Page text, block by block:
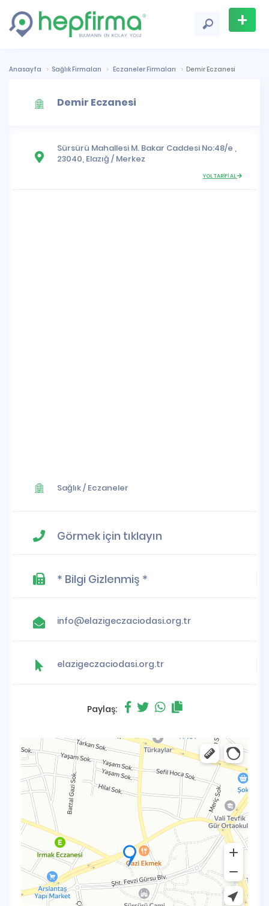
+
Ekle
Anasayfa Sağlık Firmaları Eczaneler Firmaları Demir Eczanesi
Demir Eczanesi
Sürsürü Mahallesi M. Bakar Caddesi No:48/e ,
23040, Elazığ / Merkez
YOL TARİFİ AL
Sağlık/ Eczaneler
Görmek için tıklayın
* Bilgi Gizlenmiş *
info@elazigeczaciodasi.org.tr
elazigeczaciodasi.org.tr
Paylaş: